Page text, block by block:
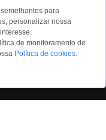
- 5º andar
900
para
personalizar nossa
de monitoramento de
Política de cookies.